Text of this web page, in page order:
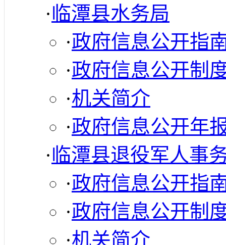
·临潭县水务局
·政府信息公开指
·政府信息公开制
·机关简介
·政府信息公开年
·临潭县退役军人事
·政府信息公开指
·政府信息公开制
·机关简介